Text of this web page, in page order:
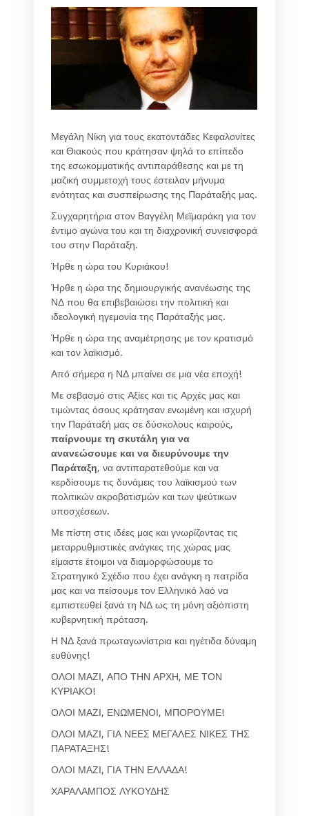
Μεγάλη Νίκη για τους εκατοντάδες Κεφαλονίτες
και Θιακούς που κράτησαν ψηλά το επίπεδο
της εσωκομματικής αντιπαράθεσης και με τη
μαζική συμμετοχή τους έστειλαν μήνυμα
ενότητας και συσπείρωσης της Παράταξής μας.
Συγχαρητήρια στον Βαγγέλη Μεϊμαράκη για τον
έντιμο αγώνα του και τη διαχρονική συνεισφορά
του στην Παράταξη.
Ήρθε η ώρα του Κυριάκου!
Ήρθε η ώρα της δημιουργικής ανανέωσης της
ΝΔ που θα επιβεβαιώσει την πολιτική και
ιδεολογική ηγεμονία της Παράταξής μας.
Ήρθε η ώρα της αναμέτρησης με τον κρατισμό
και τον λαϊκισμό.
Από σήμερα η ΝΔ μπαίνει σε μια νέα εποχή!
Με σεβασμό στις Αξίες και τις Αρχές μας και
τιμώντας όσους κράτησαν ενωμένη και ισχυρή
την Παράταξή μας σε δύσκολους καιρούς,
παίρνουμε τη σκυτάλη για να
ανανεώσουμε και να διευρύνουμε την
Παράταξη, να αντιπαρατεθούμε και να
κερδίσουμε τις δυνάμεις του λαϊκισμού των
πολιτικών ακροβατισμών και των ψεύτικων
υποσχέσεων.
Με πίστη στις ιδέες μας και γνωρίζοντας τις
μεταρρυθμιστικές ανάγκες της χώρας μας
είμαστε έτοιμοι να διαμορφώσουμε το
Στρατηγικό Σχέδιο που έχει ανάγκη η πατρίδα
μας και να πείσουμε τον Ελληνικό λαό να
εμπιστευθεί ξανά τη ΝΔ ως τη μόνη αξιόπιστη
κυβερνητική πρόταση.
Η ΝΔ ξανά πρωταγωνίστρια και ηγέτιδα δύναμη
ευθύνης!
ΟΛΟΙ ΜΑΖΙ, ΑΠΟ ΤΗΝ ΑΡΧΗ, ΜΕ ΤΟΝ
ΚΥΡΙΑΚΟ!
ΟΛΟΙ ΜΑΖΙ, ΕΝΩΜΕΝΟΙ, ΜΠΟΡΟΥΜΕ!
ΟΛΟΙ ΜΑΖΙ, ΓΙΑ ΝΕΕΣ ΜΕΓΑΛΕΣ ΝΙΚΕΣ ΤΗΣ
ΠΑΡΑΤΑΞΗΣ!
ΟΛΟΙ ΜΑΖΙ, ΓΙΑ ΤΗΝ ΕΛΛΑΔΑ!
ΧΑΡΑΛΑΜΠΟΣ ΛΥΚΟΥΔΗΣ